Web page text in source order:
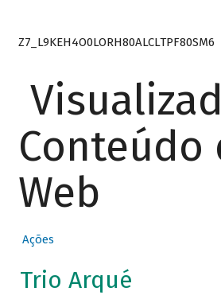
Z7_L9KEH4O0LORH80ALCLTPF80SM6
Conteúdo
Web
Ações
Trio Arqué